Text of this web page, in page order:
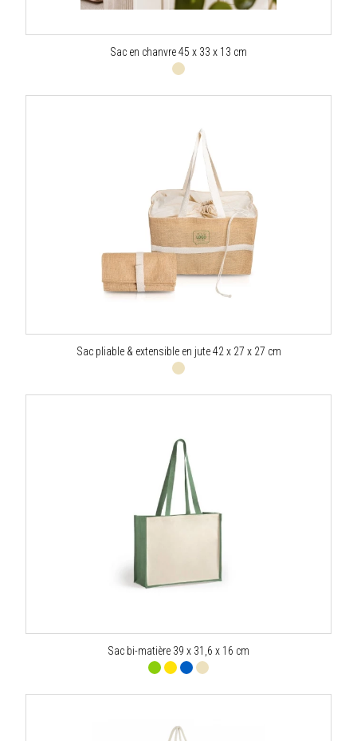
Sac en chanvre 45 x 33 x 13 cm
Sac pliable & extensible en jute 42 x 27 x 27 cm
Sac bi-matière 39 x 31,6 x 16 cm